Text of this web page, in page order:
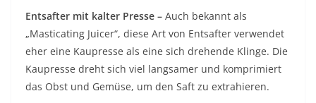
Entsafter mit kalter Presse – Auch bekannt als
„Masticating Juicer“, diese Art von Entsafter verwendet
eher eine Kaupresse als eine sich drehende Klinge. Die
Kaupresse dreht sich viel langsamer und komprimiert
das Obst und Gemüse, um den Saft zu extrahieren.